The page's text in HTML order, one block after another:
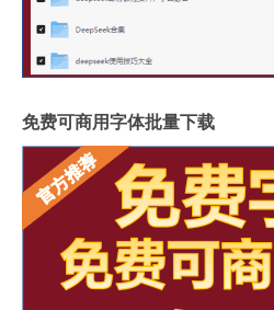
免费可商用字体批量下载